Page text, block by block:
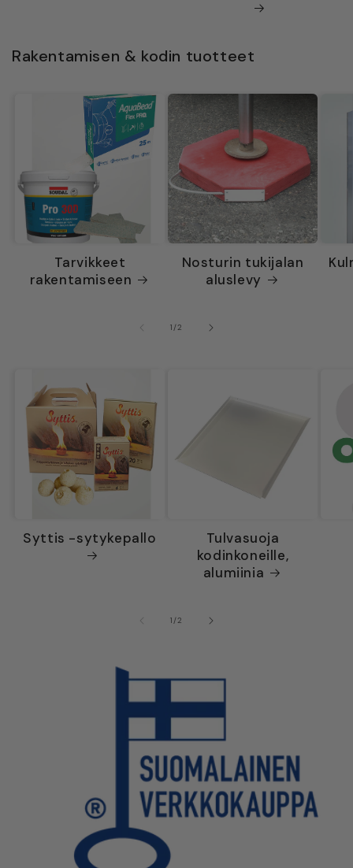
Rakentamisen & kodin tuotteet
Tarvikkeet
rakentamiseen
Nosturin tukijalan
aluslevy
1 //2
Syttis -sytykepallo
Tulvasuoja
kodinkoneille,
alumiinia
1 //2